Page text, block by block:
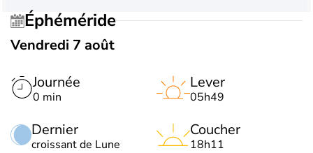
Éphéméride
Vendredi 7 août
Journée
0 min
Dernier
croissant de Lune
Lever
05h49
Coucher
18h11